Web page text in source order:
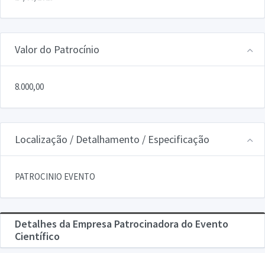
Valor do Patrocínio
8.000,00
Localização / Detalhamento / Especificação
PATROCINIO EVENTO
Detalhes da Empresa Patrocinadora do Evento
Científico